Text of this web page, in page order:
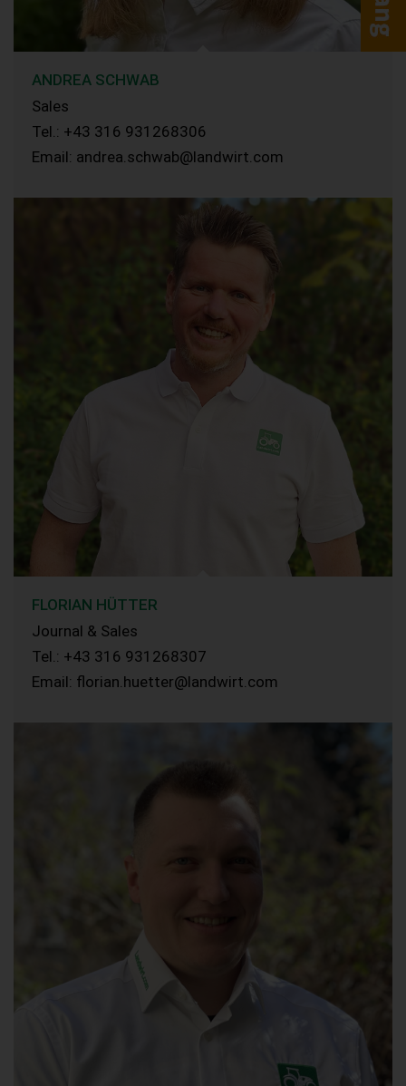
ANDREA SCHWAB
Sales
Tel.: +43 316 931268306
Email: andrea.schwab@landwirt.com
FLORIAN HÜTTER
Journal & Sales
Tel.: +43 316 931268307
Email: florian.huetter@landwirt.com